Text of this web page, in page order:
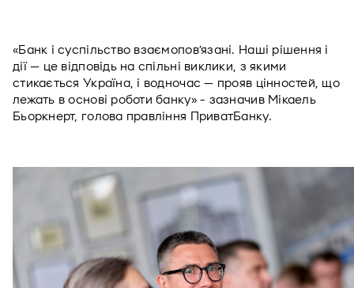
«Банк і суспільство взаємопов’язані. Наші рішення і
дії — це відповідь на спільні виклики, з якими
стикається Україна, і водночас — прояв цінностей, що
лежать в основі роботи банку» - зазначив Мікаель
Бьоркнерт, голова правління ПриватБанку.